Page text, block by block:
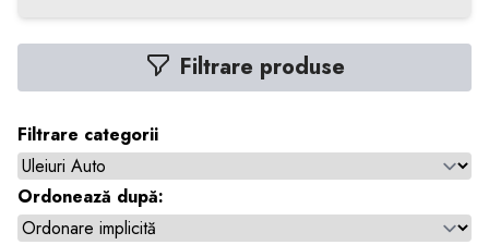
Filtrare produse
Filtrare categorii
Ordonează după: